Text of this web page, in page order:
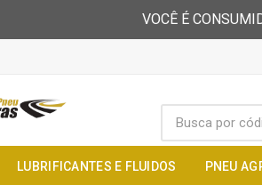
VOCÊ É
LUBRIFICANTES E FLUIDOS PNEU